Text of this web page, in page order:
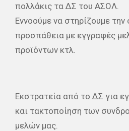
πολλάκις τα ΔΣ του ΑΣΟΛ.
Εννοούμε να στηρίζουμε
προσπάθεια με εγγραφές
προϊόντων κτλ.
Εκστρατεία από το ΔΣ για
και τακτοποίηση των
μελών μας.